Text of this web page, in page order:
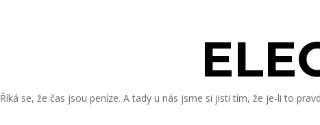
Říká se, že čas jsou peníze. A tady u nás jsme si jisti tím, že je-li to